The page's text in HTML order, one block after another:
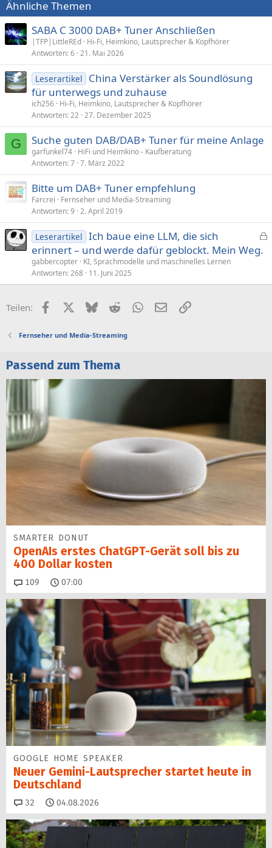
Ähnliche Themen
SABA C 3000 DAB+ Tuner Anschließen
|TFP|LittleREd Hi-Fi, Heimkino, Lautsprecher & Kopfhörer
Antworten 6 21. Mai 2026
Leserartikel
China Verstärker als Soundlösung
für unterwegs und zuhause
ich256 Hi-Fi, Heimkino, Lautsprecher & Kopfhörer
Antworten 22 27. Dezember 2025
G Suche guten DAB/DAB+ Tuner für meine Anlage
garfunkel74 HiFi und Heimkino - Kaufberatung
Antworten 7 7. März 2022
Bitte um DAB+ Tuner empfehlung
Farcrei
Fernseher und Media-Streaming
Antworten 9 2. April 2019
e
Leserartikel Ich baue eine LLM, die sich
erinnert – und werde dafür geblockt. Mein Weg.
gabbercopter KI, Sprachmodelle und maschinelles Lernen
Antworten 268 11. Juni 2025
Teilen: FacebookX (Twitter)
BlueskyRedditWhatsApp
E-MailLink
Fernseher und Media-Streaming
Passend zum Thema
SMARTER DONUT
OpenAIs erstes ChatGPT-Gerät soll bis zu
400 Dollar kosten
109 Kommentare
07:00
GOOGLE HOME SPEAKER
Neuer Gemini-Laut­spre­cher startet heu­te in
Deutschland
32 Kommentare
04.08.2026